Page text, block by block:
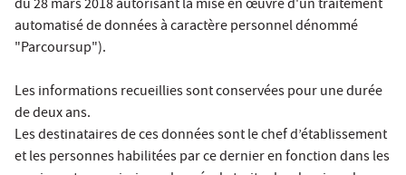
du 28 mars 2018 autorisant la mise en œuvre d'un traitement
automatisé de données à caractère personnel dénommé
"Parcoursup").
Les informations recueillies sont conservées pour une durée
de deux ans.
Les destinataires de ces données sont le chef d’établissement
et les personnes habilitées par ce dernier en fonction dans les